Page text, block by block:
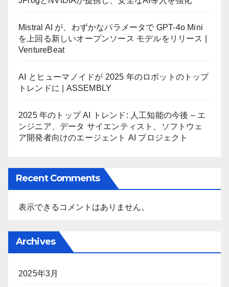
Mistral AI が、わずかなパラメータで GPT-4o Mini
を上回る新しいオープンソース モデルをリリース |
VentureBeat
AI とヒューマノイドが 2025 年のロボットのトップ
トレンドに | ASSEMBLY
2025 年のトップ AI トレンド: 人工知能の今後 – エ
ンジニア、データ サイエンティスト、ソフトウェ
ア開発者向けのエージェント AI プロジェクト
Recent Comments
表示できるコメントはありません。
Archives
2025年3月